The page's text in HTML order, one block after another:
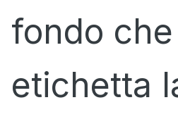
fondo che
etichetta